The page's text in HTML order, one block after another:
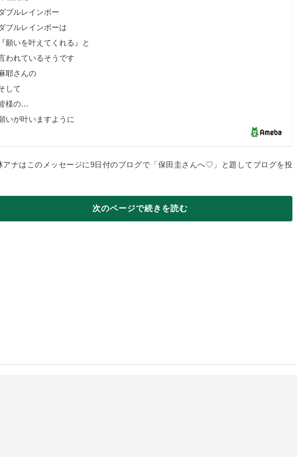
ブルレインボー
ブルレインボーは
願いを叶えてくれる』と
われているそうです
耶さんの
して
様の…
いが叶いますように
アナはこのメッセージに9日付のブログで「保田圭さんへ♡」と題してブログを投
次のページで続きを読む